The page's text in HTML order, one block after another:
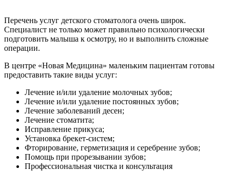
Перечень услуг детского стоматолога очень широк.
Специалист не только может правильно психологически
подготовить малыша к осмотру, но и выполнить сложные
операции.
В центре «Новая Медицина» маленьким пациентам готовы
предоставить такие виды услуг:
Лечение и/или удаление молочных зубов;
Лечение и/или удаление постоянных зубов;
Лечение заболеваний десен;
Лечение стоматита;
Исправление прикуса;
Установка брекет-систем;
Фторирование, герметизация и серебрение зубов;
Помощь при прорезывании зубов;
Профессиональная чистка и консультация